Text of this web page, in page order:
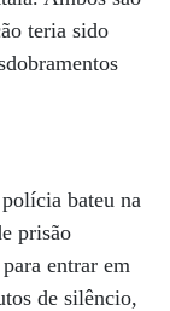
teria sido
bateu na
prisão
entrar em
de silêncio,